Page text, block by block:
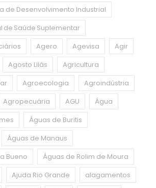
de Desenvolvimento Industrial
de Saúde Suplementar
Agero Agevisa
Agir
Agosto Lilás
Agricultura
Agroecologia
Agroindústria
Agropecuária AGU
Água
Águas de Buritis
Águas de Manaus
Bueno
Águas de Rolim de Moura
Ajuda Rio Grande
alagamentos